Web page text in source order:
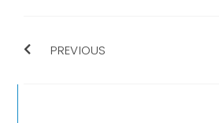
PREVIOUS